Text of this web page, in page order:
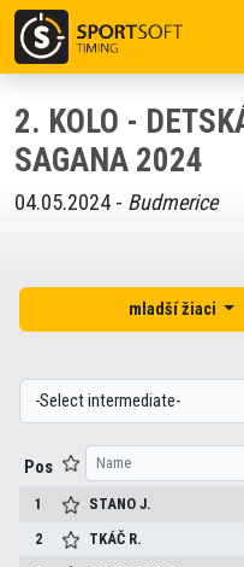
2. KOLO -
SAGANA 2024
04.05.2024 - Budmerice
mladší žiaci
Pos
1 STANOJ.
2
TKÁČ R.